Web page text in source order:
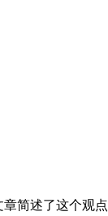
章简述了这个观点